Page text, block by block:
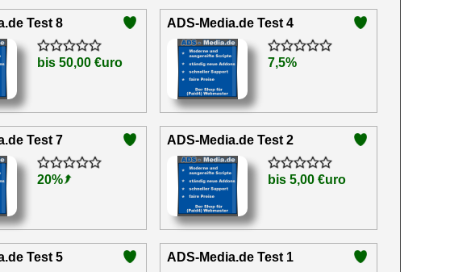
Test 8
bis 50,00 €uro
ADS-Media.de Test 4
7,5%
Test 7
20%
ADS-Media.de Test 2
bis 5,00 €uro
Test 5 ADS-Media.de Test 1